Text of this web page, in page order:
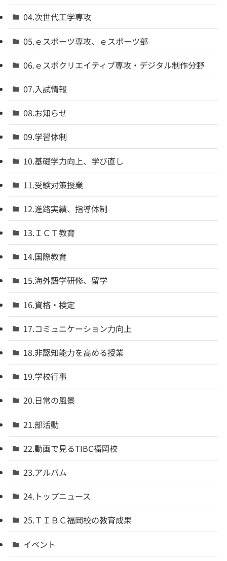
04.次世代工学専攻
05.ｅスポーツ専攻、ｅスポーツ部
06.ｅスポクリエイティブ専攻・デジタル制作分野
07.入試情報
08.お知らせ
09.学習体制
10.基礎学力向上、学び直し
11.受験対策授業
12.進路実績、指導体制
13.ＩＣＴ教育
14.国際教育
15.海外語学研修、留学
16.資格・検定
17.コミュニケーション力向上
18.非認知能力を高める授業
19.学校行事
20.日常の風景
21.部活動
22.動画で見るTIBC福岡校
23.アルバム
24.トップニュース
25.ＴＩＢＣ福岡校の教育成果
イベント